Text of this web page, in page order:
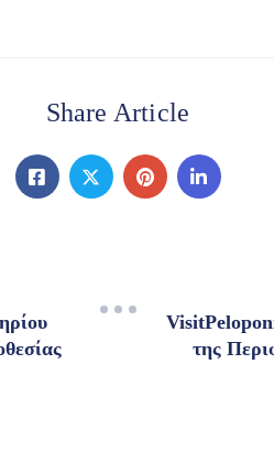
Share Article
της